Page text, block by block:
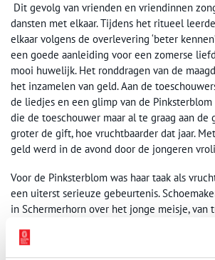
Dit gevolg van vrienden en vriendinnen
dansten met elkaar. Tijdens het ritueel
elkaar volgens de overlevering ‘beter
een goede aanleiding voor een zomerse
mooi huwelijk. Het ronddragen van de
het inzamelen van geld. Aan de
de liedjes en een glimp van de
die de toeschouwer maar al te graag aan de
groter de gift, hoe vruchtbaarder dat jaar.
geld werd in de avond door de jongeren
Voor de Pinksterblom was haar taak als
een uiterst serieuze gebeurtenis.
in Schermerhorn over het jonge meisje, van
dat zich zeer statig wist te houden. Zelfs als
tegen haar zei, deed ze haar best om niet
niet voor het omringende gezelschap. De